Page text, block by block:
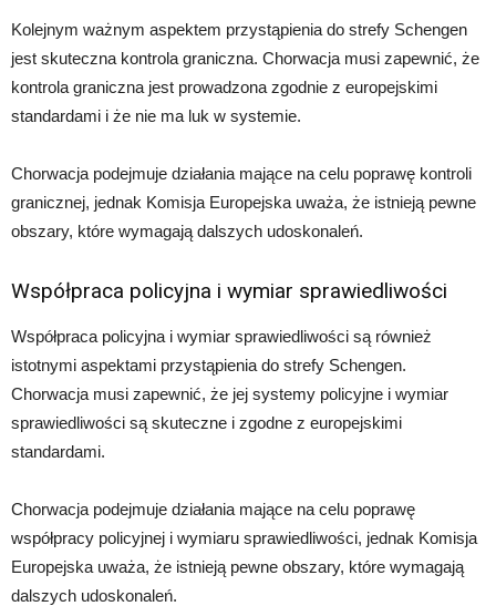
Kolejnym ważnym aspektem przystąpienia do strefy Schengen
jest skuteczna kontrola graniczna. Chorwacja musi zapewnić, że
kontrola graniczna jest prowadzona zgodnie z europejskimi
standardami i że nie ma luk w systemie.
Chorwacja podejmuje działania mające na celu poprawę kontroli
granicznej, jednak Komisja Europejska uważa, że istnieją pewne
obszary, które wymagają dalszych udoskonaleń.
Współpraca policyjna i wymiar sprawiedliwości
Współpraca policyjna i wymiar sprawiedliwości są również
istotnymi aspektami przystąpienia do strefy Schengen.
Chorwacja musi zapewnić, że jej systemy policyjne i wymiar
sprawiedliwości są skuteczne i zgodne z europejskimi
standardami.
Chorwacja podejmuje działania mające na celu poprawę
współpracy policyjnej i wymiaru sprawiedliwości, jednak Komisja
Europejska uważa, że istnieją pewne obszary, które wymagają
dalszych udoskonaleń.